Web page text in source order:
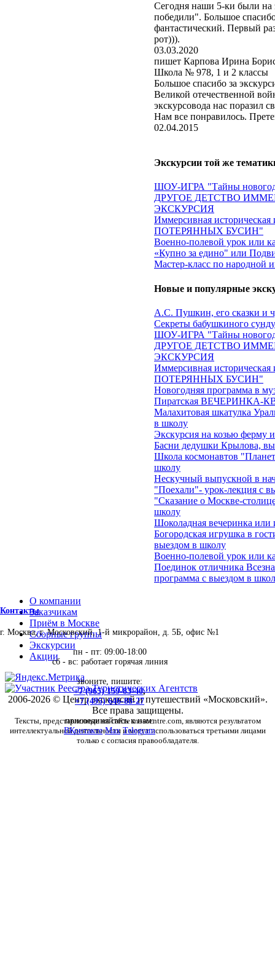
Сегодня наши 5-ки были
победили". Большое
фантастический. Первый
рот))).
03.03.2020
пишет Карпова Ирина
Школа № 978, 1 и 2 классы
Большое спасибо за
Великой отечественной
экскурсовода нас поразил
Нам все понравилось.
02.04.2015
Экскурсии той же
ШОУ-ИГРА "Тайны
ДРУГОЕ ДЕТСТВО
ЭКСКУРСИЯ
Иммерсивная
ПОТЕРЯННЫХ БУСИН"
Военно-полевой урок или
«Купно за едино" или
Мастер-класс по народной
Новые и популярные
А.С. Пушкин, его сказки и
Секреты бабушкиного
ШОУ-ИГРА "Тайны
ДРУГОЕ ДЕТСТВО
ЭКСКУРСИЯ
Иммерсивная
ПОТЕРЯННЫХ БУСИН"
Новогодняя программа в
Пиратская ВЕЧЕРИНКА-
Малахитовая шкатулка
в школу
Экскурсия на козью ферму
Басни дедушки Крылова,
Школа космонавтов
школу
Нескучный выпускной в
"Поехали"- урок-лекция с
"Сказание о Москве-
школу
Шоколадная вечеринка или
Богородская игрушка в
выездом в школу
Военно-полевой урок или
Поединок отличника
программа с выездом в
Контакты
г. Москва, г. Московский, 1-й микрорайон, д. 5Б, офис №1
пн - пт: 09:00-18:00
сб - вс: работает горячая линия
звоните, пишите:
+7 (965) 159-83-40,
+7 (495) 646-88-27
присоединяйтесь к нам:
ВКонтакте Max Telegram
О компании
Заказчикам
Приём в Москве
Сборные группы
Экскурсии
Акции
2006-2026 © Центр экскурсий и путешествий «Московский».
Все права защищены.
Тексты, представленные на сайте moscentre.com, являются результатом
интеллектуальной деятельности и могут использоваться третьими лицами
только с согласия правообладателя.